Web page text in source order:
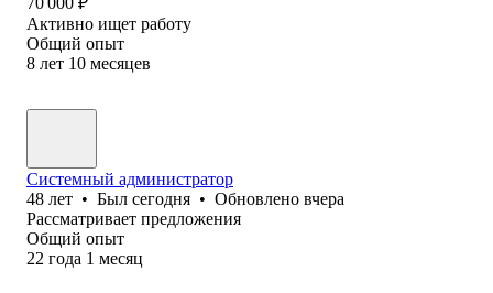
Активно ищет работу
Общий опыт
8 лет 10 месяцев
Системный администратор
48 лет • Был сегодня • Обновлено вчера
Рассматривает предложения
Общий опыт
22 года 1 месяц